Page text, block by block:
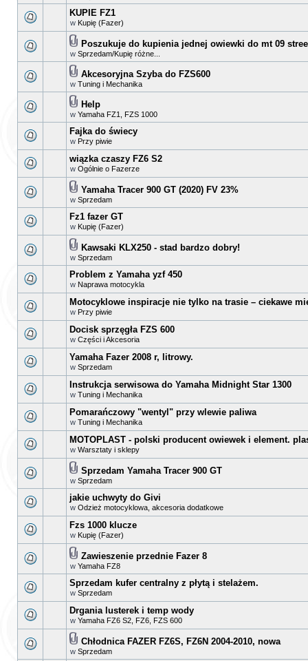
KUPIE FZ1
w Kupię (Fazer)
Poszukuje do kupienia jednej owiewki do mt 09
w Sprzedam/Kupię różne...
Akcesoryjna Szyba do FZS600
w Tuning i Mechanika
Help
w Yamaha FZ1, FZS 1000
Fajka do świecy
w Przy piwie
wiązka czaszy FZ6 S2
w Ogólnie o Fazerze
Yamaha Tracer 900 GT (2020) FV 23%
w Sprzedam
Fz1 fazer GT
w Kupię (Fazer)
Kawsaki KLX250 - stad bardzo dobry!
w Sprzedam
Problem z Yamaha yzf 450
w Naprawa motocykla
Motocyklowe inspiracje nie tylko na trasie – ciekawe
w Przy piwie
Docisk sprzęgła FZS 600
w Części i Akcesoria
Yamaha Fazer 2008 r, litrowy.
w Sprzedam
Instrukcja serwisowa do Yamaha Midnight Star 1300
w Tuning i Mechanika
Pomarańczowy "wentyl" przy wlewie paliwa
w Tuning i Mechanika
MOTOPLAST - polski producent owiewek i element.
w Warsztaty i sklepy
Sprzedam Yamaha Tracer 900 GT
w Sprzedam
jakie uchwyty do Givi
w Odzież motocyklowa, akcesoria dodatkowe
Fzs 1000 klucze
w Kupię (Fazer)
Zawieszenie przednie Fazer 8
w Yamaha FZ8
Sprzedam kufer centralny z płytą i stelażem.
w Sprzedam
Drgania lusterek i temp wody
w Yamaha FZ6 S2, FZ6, FZS 600
Chłodnica FAZER FZ6S, FZ6N 2004-2010, nowa
w Sprzedam